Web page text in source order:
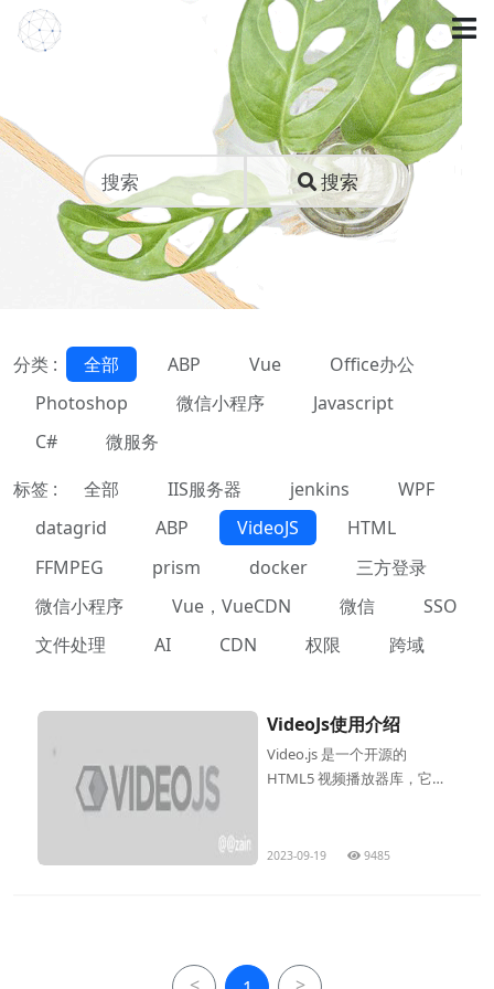
搜索
分类 : 全部 ABP Vue
Office办公
Photoshop
微信小程序
Javascript
C#
微服务
标签 :
全部 IIS服务器 jenkins
WPF
datagrid
ABP VideoJS
HTML
FFMPEG
prism docker
三方登录
微信小程序
Vue，VueCDN 微信
SSO
文件处理
AI CDN 权限 跨域
VideoJs使用介绍
Video.js 是一个开源的
HTML5 视频播放器库，它允
器。Video.js 提供了一个强
2023-09-19 9485
< >